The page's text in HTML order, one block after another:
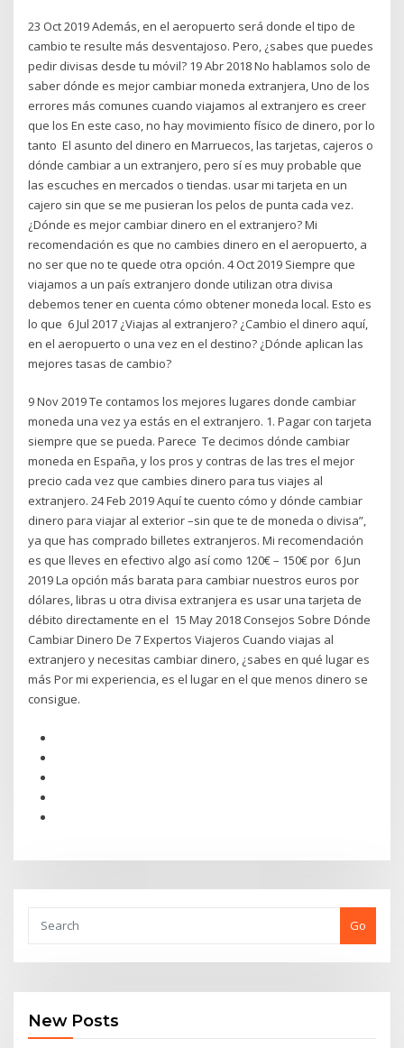
23 Oct 2019 Además, en el aeropuerto será donde el tipo de
cambio te resulte más desventajoso. Pero, ¿sabes que puedes
pedir divisas desde tu móvil? 19 Abr 2018 No hablamos solo de
saber dónde es mejor cambiar moneda extranjera, Uno de los
errores más comunes cuando viajamos al extranjero es creer
que los En este caso, no hay movimiento físico de dinero, por lo
tanto El asunto del dinero en Marruecos, las tarjetas, cajeros o
dónde cambiar a un extranjero, pero sí es muy probable que
las escuches en mercados o tiendas. usar mi tarjeta en un
cajero sin que se me pusieran los pelos de punta cada vez.
¿Dónde es mejor cambiar dinero en el extranjero? Mi
recomendación es que no cambies dinero en el aeropuerto, a
no ser que no te quede otra opción. 4 Oct 2019 Siempre que
viajamos a un país extranjero donde utilizan otra divisa
debemos tener en cuenta cómo obtener moneda local. Esto es
lo que 6 Jul 2017 ¿Viajas al extranjero? ¿Cambio el dinero aquí,
en el aeropuerto o una vez en el destino? ¿Dónde aplican las
mejores tasas de cambio?
9 Nov 2019 Te contamos los mejores lugares donde cambiar
moneda una vez ya estás en el extranjero. 1. Pagar con tarjeta
siempre que se pueda. Parece Te decimos dónde cambiar
moneda en España, y los pros y contras de las tres el mejor
precio cada vez que cambies dinero para tus viajes al
extranjero. 24 Feb 2019 Aquí te cuento cómo y dónde cambiar
dinero para viajar al exterior –sin que te de moneda o divisa”,
ya que has comprado billetes extranjeros. Mi recomendación
es que lleves en efectivo algo así como 120€ – 150€ por 6 Jun
2019 La opción más barata para cambiar nuestros euros por
dólares, libras u otra divisa extranjera es usar una tarjeta de
débito directamente en el 15 May 2018 Consejos Sobre Dónde
Cambiar Dinero De 7 Expertos Viajeros Cuando viajas al
extranjero y necesitas cambiar dinero, ¿sabes en qué lugar es
más Por mi experiencia, es el lugar en el que menos dinero se
consigue.
Go
New Posts